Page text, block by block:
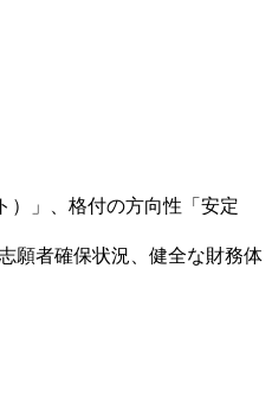
」、格付の方向性「安定
願者確保状況、健全な財務体